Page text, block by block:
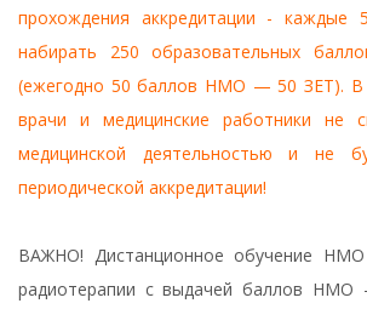
прохождения аккредитации - каждые
набирать 250 образовательных
(ежегодно 50 баллов НМО — 50 ЗЕТ). В
врачи и медицинские работники не
медицинской деятельностью и не
периодической аккредитации!
ВАЖНО! Дистанционное обучение
радиотерапии с выдачей баллов НМО